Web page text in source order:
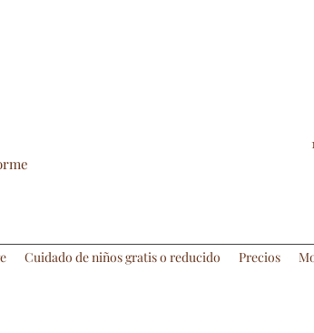
Cuidado de niños gratis o reducido Precios